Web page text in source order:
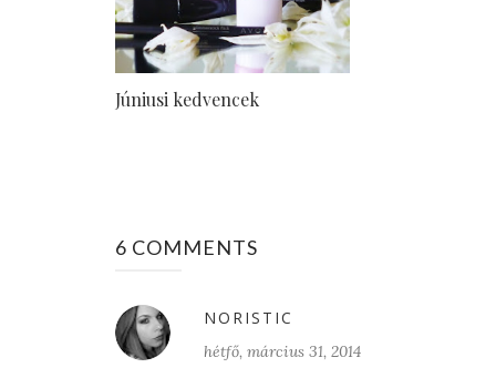
Júniusi kedvencek
6 COMMENTS
NORISTIC
hétfő, március 31, 2014